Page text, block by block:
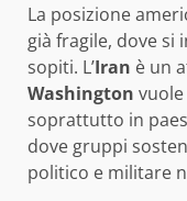
La posizione
già fragile, dove si
sopiti. L’Iran è un
Washington
soprattutto in
dove gruppi
politico e militare